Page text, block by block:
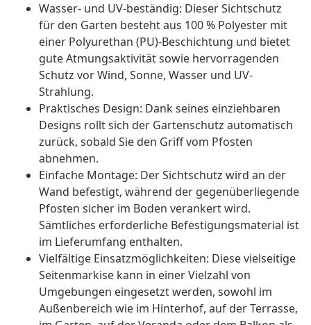
Wasser- und UV-beständig: Dieser Sichtschutz
für den Garten besteht aus 100 % Polyester mit
einer Polyurethan (PU)-Beschichtung und bietet
gute Atmungsaktivität sowie hervorragenden
Schutz vor Wind, Sonne, Wasser und UV-
Strahlung.
Praktisches Design: Dank seines einziehbaren
Designs rollt sich der Gartenschutz automatisch
zurück, sobald Sie den Griff vom Pfosten
abnehmen.
Einfache Montage: Der Sichtschutz wird an der
Wand befestigt, während der gegenüberliegende
Pfosten sicher im Boden verankert wird.
Sämtliches erforderliche Befestigungsmaterial ist
im Lieferumfang enthalten.
Vielfältige Einsatzmöglichkeiten: Diese vielseitige
Seitenmarkise kann in einer Vielzahl von
Umgebungen eingesetzt werden, sowohl im
Außenbereich wie im Hinterhof, auf der Terrasse,